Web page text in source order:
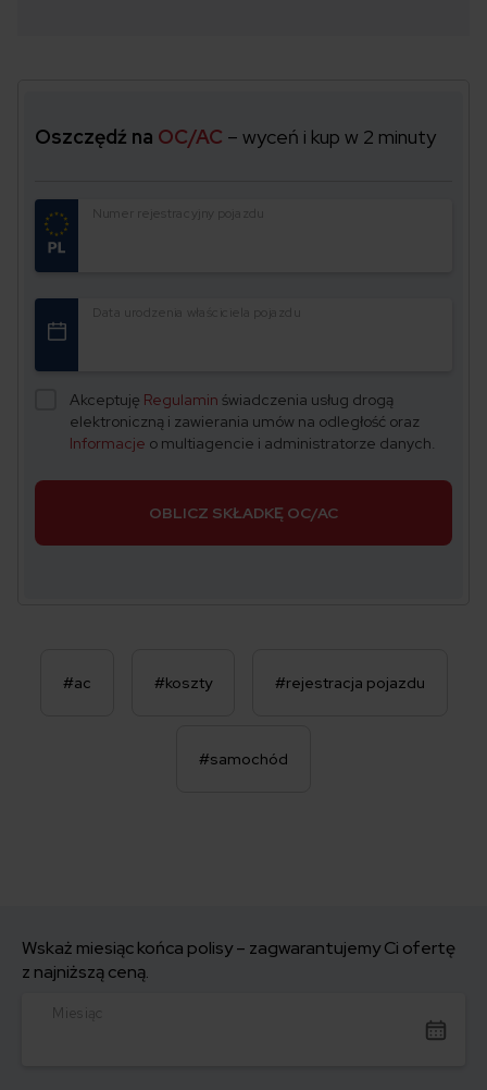
Oszczędź na OC/AC – wyceń i kup w 2 minuty
Numer rejestracyjny pojazdu
Data urodzenia właściciela pojazdu
Akceptuję Regulamin świadczenia usług drogą
elektroniczną i zawierania umów na odległość oraz
Informacje o multiagencie i administratorze danych.
OBLICZ SKŁADKĘ OC/AC
#ac #koszty #rejestracja pojazdu
#samochód
Wskaż miesiąc końca polisy – zagwarantujemy Ci ofertę
z najniższą ceną.
Miesiąc